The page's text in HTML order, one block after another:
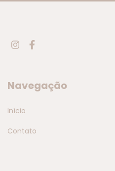
Navegação
Início
Contato